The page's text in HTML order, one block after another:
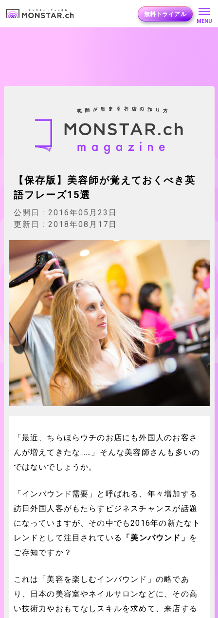
無料トライアル
MENU
【保存版】美容師が覚えておくべき英
語フレーズ15選
公開日 : 2016年05月23日
更新日 : 2018年08月17日
「最近、ちらほらウチのお店にも外国人のお客さ
んが増えてきたな……」そんな美容師さんも多いの
ではないでしょうか。
「インバウンド需要」と呼ばれる、年々増加する
訪日外国人客がもたらすビジネスチャンスが話題
になっていますが、その中でも2016年の新たなト
レンドとして注目されている
「美ンバウンド」 を
ご存知ですか？
これは「美容を楽しむインバウンド」の略であ
り、日本の美容室やネイルサロンなどに、その高
い技術力やおもてなしスキルを求めて、来店する